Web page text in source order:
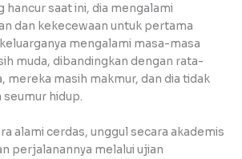
hancur saat ini, dia mengalami
dan kekecewaan untuk pertama
mengalami masa-masa
muda, dibandingkan dengan rata-
mereka masih makmur, dan dia tidak
hidup.
alami cerdas, unggul secara akademis
perjalanannya melalui ujian